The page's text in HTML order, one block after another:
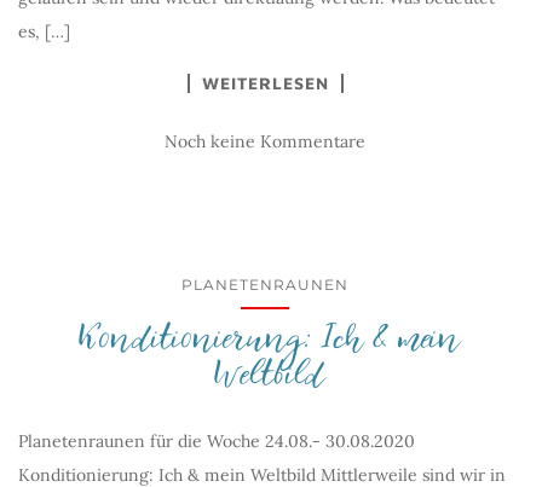
es, […]
WEITERLESEN
Noch keine Kommentare
PLANETENRAUNEN
Konditionierung: Ich & mein
Weltbild
Planetenraunen für die Woche 24.08.- 30.08.2020
Konditionierung: Ich & mein Weltbild Mittlerweile sind wir in